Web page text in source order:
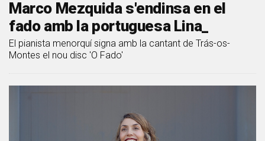
Marco Mezquida s'endinsa en el
fado amb la portuguesa Lina_
El pianista menorquí signa amb la cantant de Trás-os-
Montes el nou disc 'O Fado'